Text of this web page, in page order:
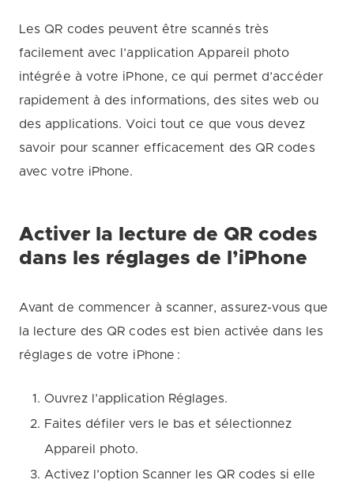
Les QR codes peuvent être scannés très
facilement avec l’application Appareil photo
intégrée à votre iPhone, ce qui permet d’accéder
rapidement à des informations, des sites web ou
des applications. Voici tout ce que vous devez
savoir pour scanner efficacement des QR codes
avec votre iPhone.
Activer la lecture de QR codes
dans les réglages de l’iPhone
Avant de commencer à scanner, assurez-vous que
la lecture des QR codes est bien activée dans les
réglages de votre iPhone :
Ouvrez l’application Réglages.
Faites défiler vers le bas et sélectionnez
Appareil photo.
Activez l’option Scanner les QR codes si elle